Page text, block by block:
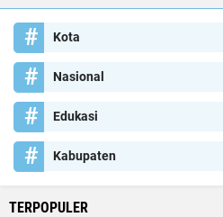
Kota
Nasional
Edukasi
Kabupaten
TERPOPULER